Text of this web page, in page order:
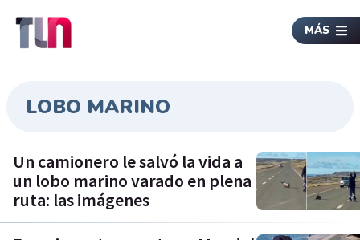
MÁS
LOBO MARINO
Un camionero le salvó la vida a
un lobo marino varado en plena
ruta: las imágenes